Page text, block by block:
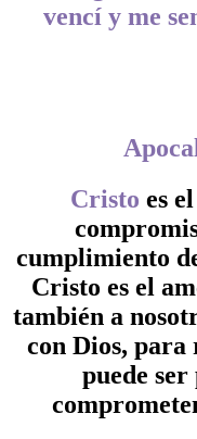
vencí y me
Cristo es
cumplimiento
Cristo es el
también a
con Dios, para
puede ser